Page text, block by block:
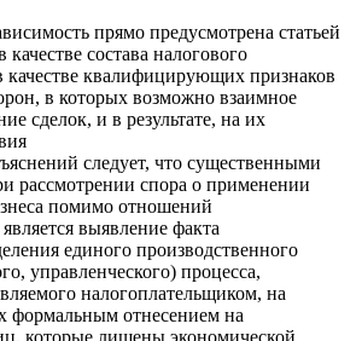
прямо предусмотрена статьей
состава налогового
качестве квалифицирующих признаков
в которых возможно взаимное
сделок, и в результате, на их
следует, что существенными
рассмотрении спора о применении
помимо отношений
выявление факта
единого производственного
управленческого) процесса,
налогоплательщиком, на
формальным отнесением на
которые лишены экономической